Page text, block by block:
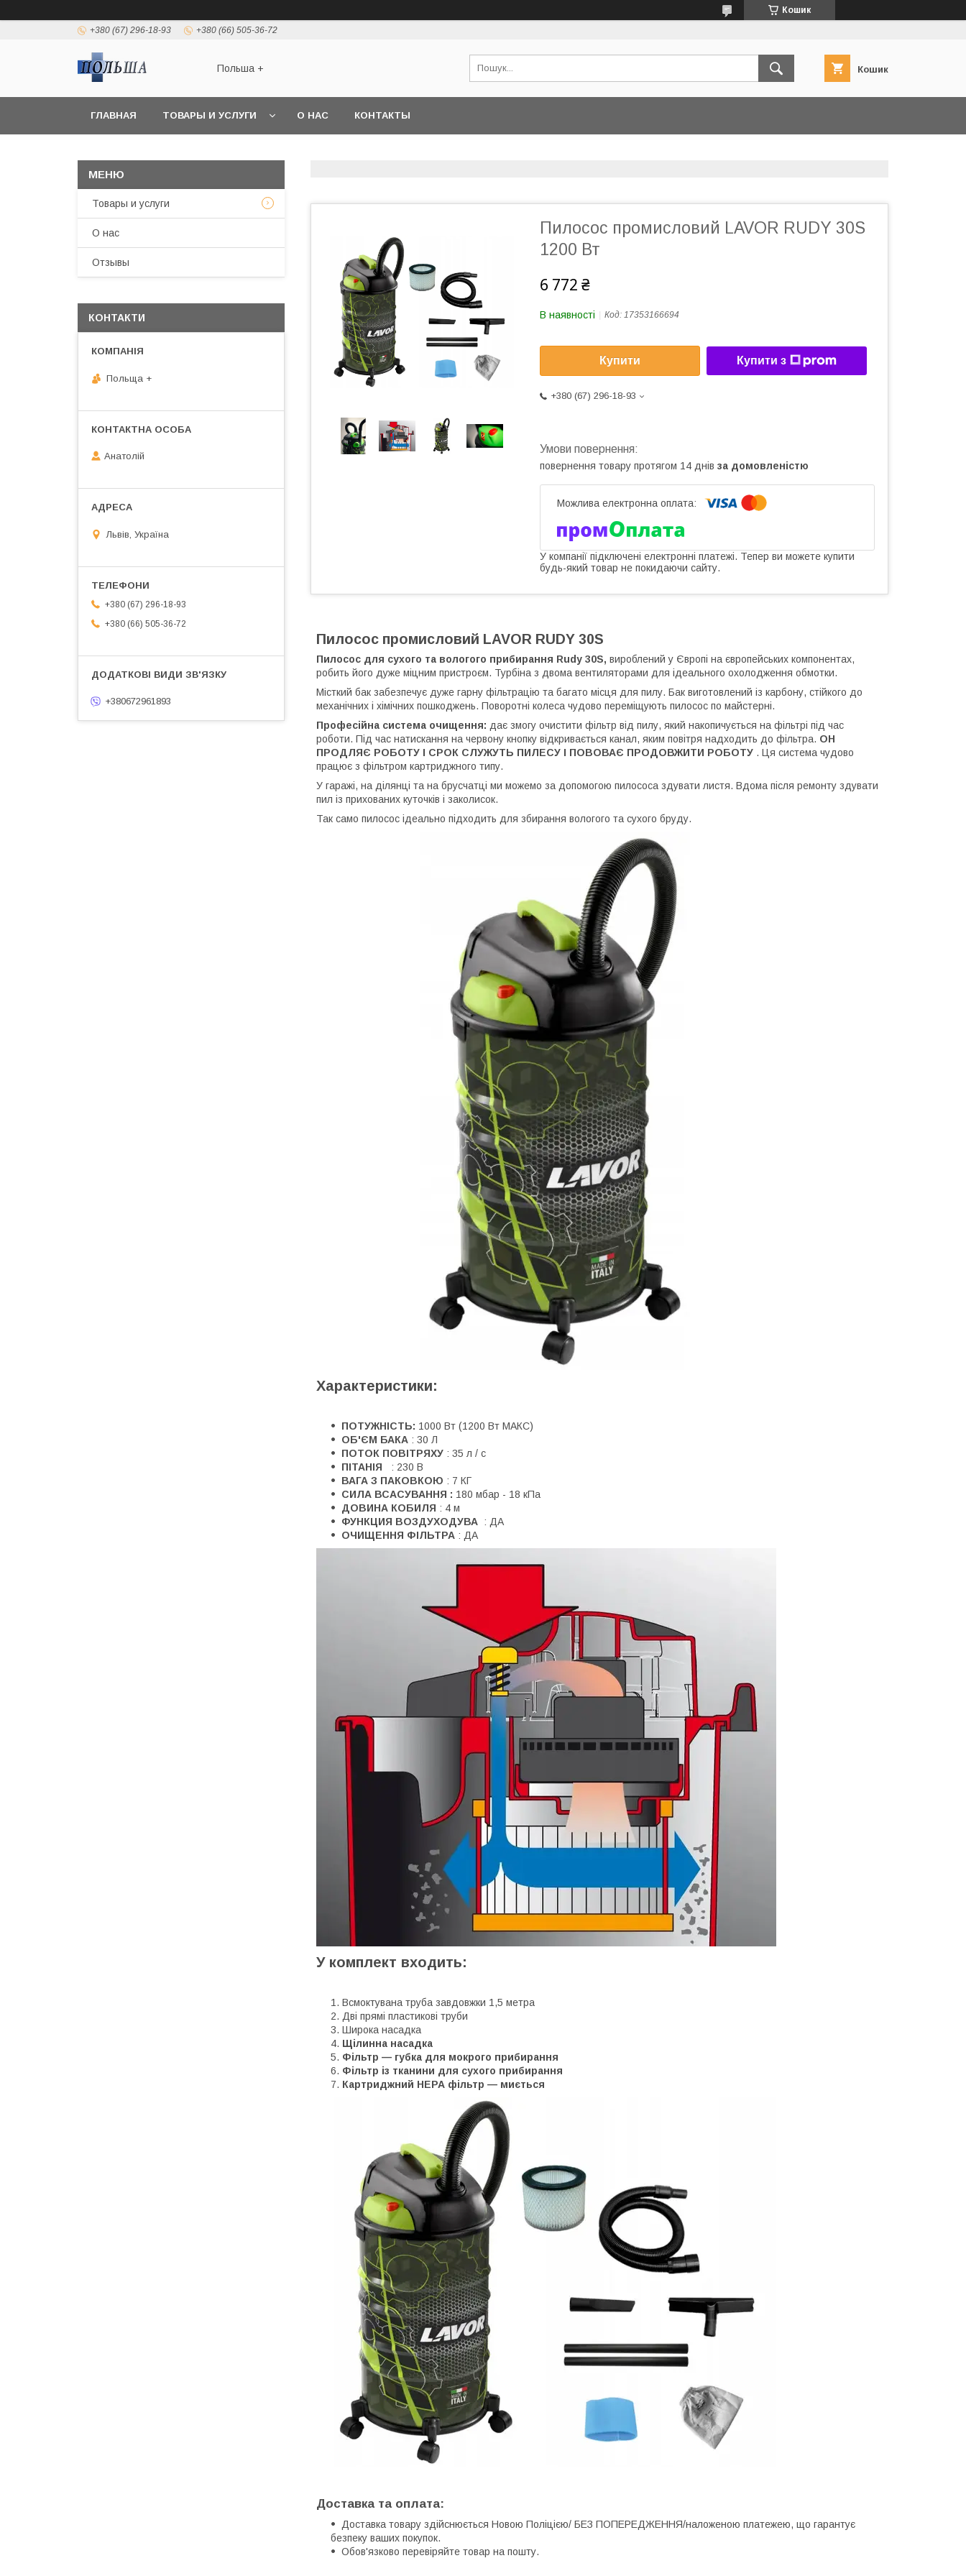
Кошик
+380 (67) 296-18-93 +380 (66) 505-36-72
Польша + Кошик
ГЛАВНАЯ ТОВАРЫ И УСЛУГИ О НАС КОНТАКТЫ
Пилосос промисловий LAVOR RUDY 30S
1200 Вт
6 772 ₴
В наявності Код: 17353166694
Купити Купити з
+380 (67) 296-18-93
повернення товару протягом 14 днів за домовленістю
У компанії підключені електронні платежі. Тепер ви можете купити
будь-який товар не покидаючи сайту.
Пилосос промисловий LAVOR RUDY 30S
Пилосос для сухого та вологого прибирання Rudy 30S, вироблений у Європі на європейських компонентах,
робить його дуже міцним пристроєм. Турбіна з двома вентиляторами для ідеального охолодження обмотки.
Місткий бак забезпечує дуже гарну фільтрацію та багато місця для пилу. Бак виготовлений із карбону, стійкого до
механічних і хімічних пошкоджень. Поворотні колеса чудово переміщують пилосос по майстерні.
Професійна система очищення: дає змогу очистити фільтр від пилу, який накопичується на фільтрі під час
роботи. Під час натискання на червону кнопку відкривається канал, яким повітря надходить до фільтра. ОН
ПРОДЛЯЄ РОБОТУ І СРОК СЛУЖУТЬ ПИЛЕСУ І ПОВОВАЄ ПРОДОВЖИТИ РОБОТУ . Ця система чудово
працює з фільтром картриджного типу.
У гаражі, на ділянці та на брусчатці ми можемо за допомогою пилососа здувати листя. Вдома після ремонту здувати
пил із прихованих куточків і заколисок.
Так само пилосос ідеально підходить для збирання вологого та сухого бруду.
Характеристики:
ПОТУЖНІСТЬ: 1000 Вт (1200 Вт МАКС)
ОБ'ЄМ БАКА : 30 Л
ПОТОК ПОВІТРЯХУ : 35 л / с
ПІТАНІЯ : 230 В
ВАГА З ПАКОВКОЮ : 7 КГ
СИЛА ВСАСУВАННЯ : 180 мбар - 18 кПа
ДОВИНА КОБИЛЯ : 4 м
ФУНКЦИЯ ВОЗДУХОДУВА : ДА
ОЧИЩЕННЯ ФІЛЬТРА : ДА
У комплект входить:
Всмоктувана труба завдовжки 1,5 метра
Дві прямі пластикові труби
Широка насадка
Щілинна насадка
Фільтр — губка для мокрого прибирання
Фільтр із тканини для сухого прибирання
Картриджний HEPA фільтр — миється
Доставка та оплата:
Доставка товару здійснюється Новою Поліцією/ БЕЗ ПОПЕРЕДЖЕННЯ/наложеною платежею, що гарантує
безпеку ваших покупок.
Обов'язково перевіряйте товар на пошту.
Товары и услуги
О нас
Отзывы
КОНТАКТИ
Польща +
Анатолій
Львів, Україна
+380 (67) 296-18-93
+380 (66) 505-36-72
+380672961893